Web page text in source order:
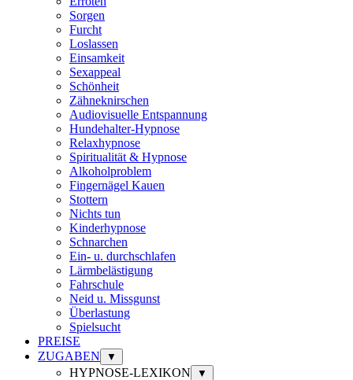
Sorgen
Furcht
Loslassen
Einsamkeit
Sexappeal
Schönheit
Zähneknirschen
Audiovisuelle Entspannung
Hundehalter-Hypnose
Relaxhypnose
Spiritualität & Hypnose
Alkoholproblem
Fingernägel Kauen
Stottern
Nichts tun
Kinderhypnose
Schnarchen
Ein- u. durchschlafen
Lärmbelästigung
Fahrschule
Neid u. Missgunst
Überlastung
Spielsucht
PREISE
ZUGABEN
▼
HYPNOSE-LEXIKON ▼